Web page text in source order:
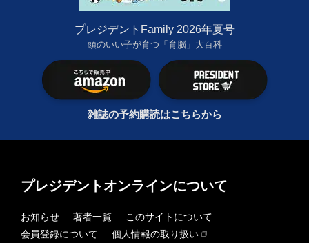
プレジデントFamily 2026年夏号
頭のいい子が育つ「育脳」大百科
雑誌の予約購読はこちらから
プレジデントオンラインについて
お知らせ 著者一覧
このサイトについて
会員登録について
個人情報の取り扱い